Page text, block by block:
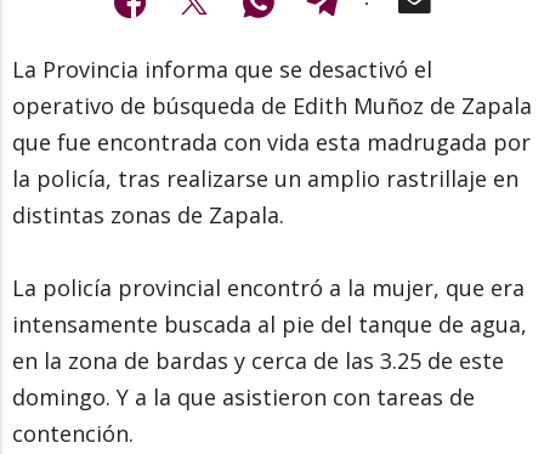
La Provincia informa que se desactivó el
operativo de búsqueda de Edith Muñoz de Zapala
que fue encontrada con vida esta madrugada por
la policía, tras realizarse un amplio rastrillaje en
distintas zonas de Zapala.
La policía provincial encontró a la mujer, que era
intensamente buscada al pie del tanque de agua,
en la zona de bardas y cerca de las 3.25 de este
domingo. Y a la que asistieron con tareas de
contención.